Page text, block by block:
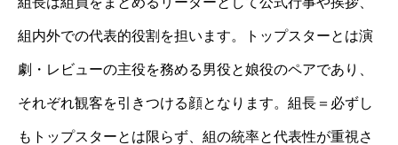
組内外での代表的役割を担います。トップスターとは演
劇・レビューの主役を務める男役と娘役のペアであり、
それぞれ観客を引きつける顔となります。組長＝必ずし
もトップスターとは限らず、組の統率と代表性が重視さ